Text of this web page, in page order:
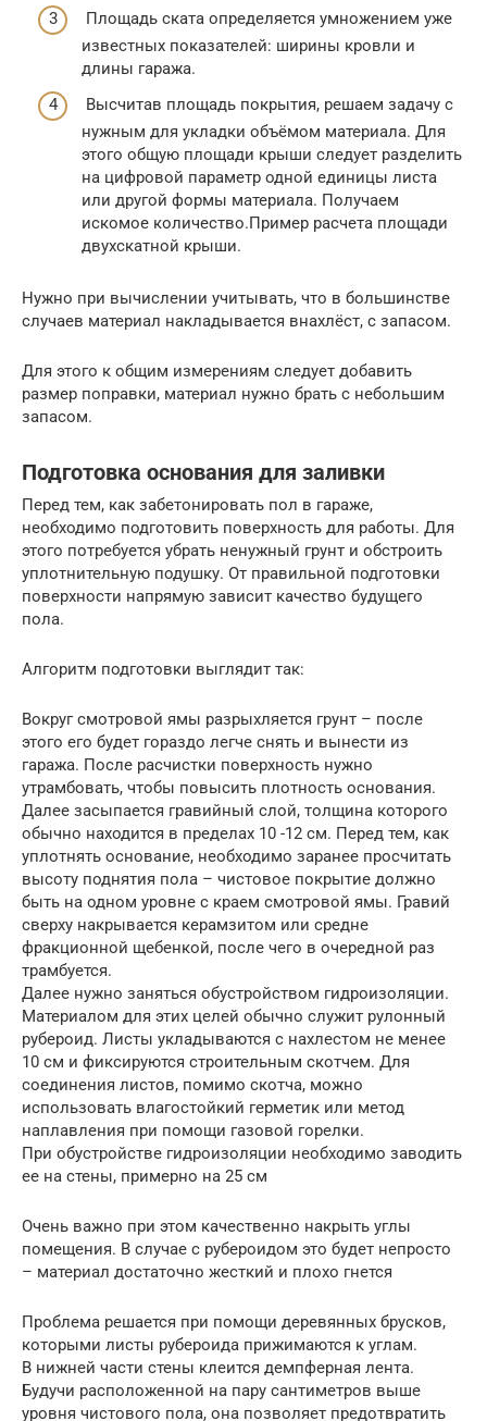
Площадь ската определяется умножением уже
известных показателей: ширины кровли и
длины гаража.
Высчитав площадь покрытия, решаем задачу с
нужным для укладки объёмом материала. Для
этого общую площади крыши следует разделить
на цифровой параметр одной единицы листа
или другой формы материала. Получаем
искомое количество.Пример расчета площади
двухскатной крыши.
Нужно при вычислении учитывать, что в большинстве
случаев материал накладывается внахлёст, с запасом.
Для этого к общим измерениям следует добавить
размер поправки, материал нужно брать с небольшим
запасом.
Подготовка основания для заливки
Перед тем, как забетонировать пол в гараже,
необходимо подготовить поверхность для работы. Для
этого потребуется убрать ненужный грунт и обстроить
уплотнительную подушку. От правильной подготовки
поверхности напрямую зависит качество будущего
пола.
Алгоритм подготовки выглядит так:
Вокруг смотровой ямы разрыхляется грунт – после
этого его будет гораздо легче снять и вынести из
гаража. После расчистки поверхность нужно
утрамбовать, чтобы повысить плотность основания.
Далее засыпается гравийный слой, толщина которого
обычно находится в пределах 10 -12 см. Перед тем, как
уплотнять основание, необходимо заранее просчитать
высоту поднятия пола – чистовое покрытие должно
быть на одном уровне с краем смотровой ямы. Гравий
сверху накрывается керамзитом или средне
фракционной щебенкой, после чего в очередной раз
трамбуется.
Далее нужно заняться обустройством гидроизоляции.
Материалом для этих целей обычно служит рулонный
рубероид. Листы укладываются с нахлестом не менее
10 см и фиксируются строительным скотчем. Для
соединения листов, помимо скотча, можно
использовать влагостойкий герметик или метод
наплавления при помощи газовой горелки.
При обустройстве гидроизоляции необходимо заводить
ее на стены, примерно на 25 см
Очень важно при этом качественно накрыть углы
помещения. В случае с рубероидом это будет непросто
– материал достаточно жесткий и плохо гнется
Проблема решается при помощи деревянных брусков,
которыми листы рубероида прижимаются к углам.
В нижней части стены клеится демпферная лента.
Будучи расположенной на пару сантиметров выше
уровня чистового пола, она позволяет предотвратить